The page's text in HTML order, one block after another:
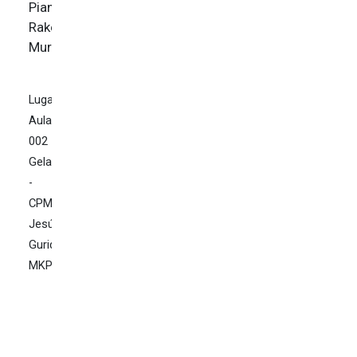
Pianista:
Rakel
Murgiondo
Lugar:
Aula
002
Gela
-
CPM
Jesús
Guridi
MKP